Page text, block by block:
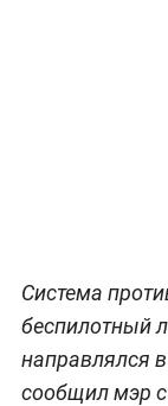
Система
беспилотный
направлялся
сообщил мэр